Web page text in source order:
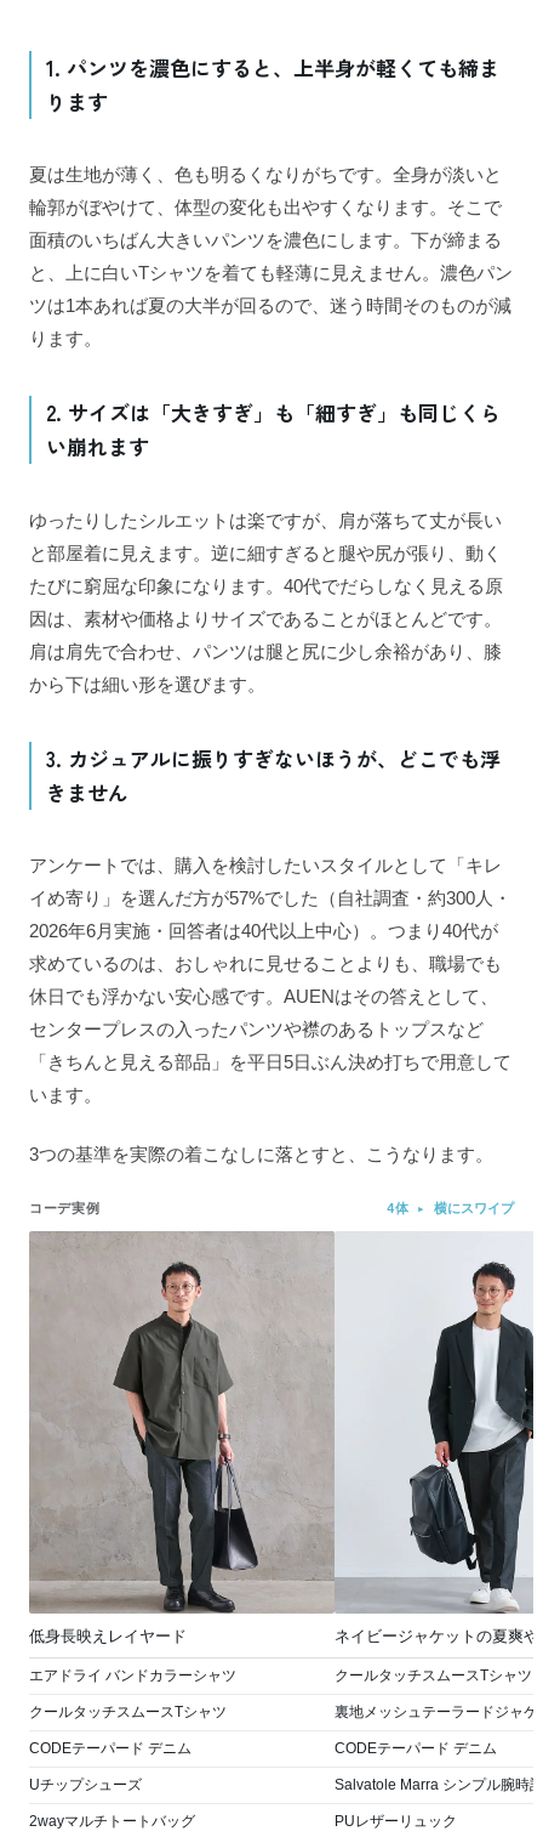
1. パンツを濃色にすると、上半身が軽くても締ま
ります
夏は生地が薄く、色も明るくなりがちです。全身が淡いと
輪郭がぼやけて、体型の変化も出やすくなります。そこで
面積のいちばん大きいパンツを濃色にします。下が締まる
と、上に白いTシャツを着ても軽薄に見えません。濃色パン
ツは1本あれば夏の大半が回るので、迷う時間そのものが減
ります。
2. サイズは「大きすぎ」も「細すぎ」も同じくら
い崩れます
ゆったりしたシルエットは楽ですが、肩が落ちて丈が長い
と部屋着に見えます。逆に細すぎると腿や尻が張り、動く
たびに窮屈な印象になります。40代でだらしなく見える原
因は、素材や価格よりサイズであることがほとんどです。
肩は肩先で合わせ、パンツは腿と尻に少し余裕があり、膝
から下は細い形を選びます。
3. カジュアルに振りすぎないほうが、どこでも浮
きません
アンケートでは、購入を検討したいスタイルとして「キレ
イめ寄り」を選んだ方が57%でした（自社調査・約300人・
2026年6月実施・回答者は40代以上中心）。つまり40代が
求めているのは、おしゃれに見せることよりも、職場でも
休日でも浮かない安心感です。AUENはその答えとして、
センタープレスの入ったパンツや襟のあるトップスなど
「きちんと見える部品」を平日5日ぶん決め打ちで用意して
います。
3つの基準を実際の着こなしに落とすと、こうなります。
コーデ実例 4体 ▸ 横にスワイプ
低身長映えレイヤード
エアドライ バンドカラーシャツ
クールタッチスムースTシャツ
CODEテーパード デニム
Uチップシューズ
2wayマルチトートバッグ
ネイビージャケットの夏爽
クールタッチスムースTシャツ
裏地メッシュテーラードジャケ
CODEテーパード デニム
Salvatole Marra シンプル腕時計
PUレザーリュック